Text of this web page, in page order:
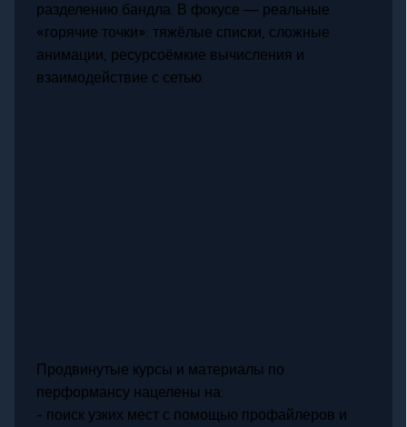
разделению бандла. В фокусе — реальные
«горячие точки»: тяжёлые списки, сложные
анимации, ресурсоёмкие вычисления и
взаимодействие с сетью.
Продвинутые курсы и материалы по
перформансу нацелены на:
- поиск узких мест с помощью профайлеров и